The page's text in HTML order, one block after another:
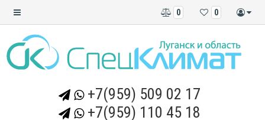
0
0
+7(959) 509 02 17
+7(959) 110 45 18